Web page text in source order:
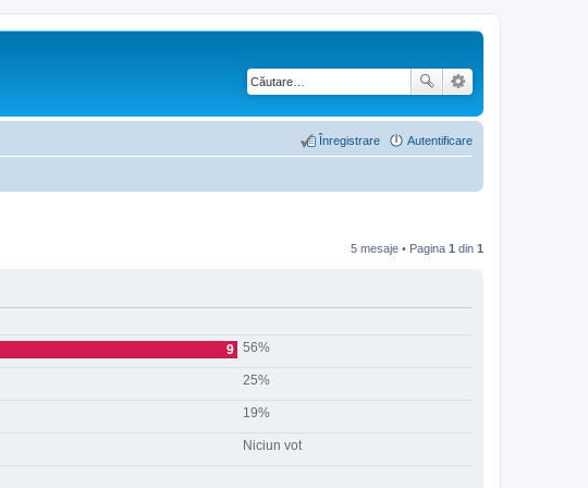
Autentificare
Înregistrare
5 mesaje • Pagina 1 din 1
9 56%
25%
19%
Niciun vot